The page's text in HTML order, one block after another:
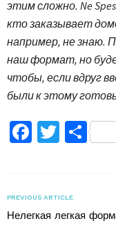
этим сложно. Ne
кто заказывает
например, не знаю.
наш формат, но
чтобы, если вдруг
были к этому
Facebook
Twitter
PREVIOUS ARTICLE
Нелегкая легкая